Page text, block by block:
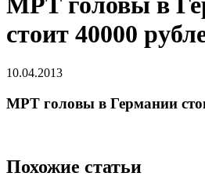
стоит 40000
10.04.2013
МРТ головы в Германии
Похожие статьи